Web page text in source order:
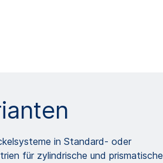
in Standard- oder
für zylindrische und prismatische